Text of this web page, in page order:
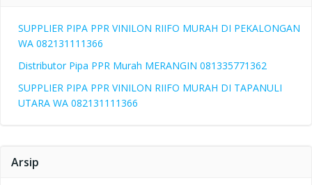
SUPPLIER PIPA PPR VINILON RIIFO MURAH DI PEKALONGAN
WA 082131111366
Distributor Pipa PPR Murah MERANGIN 081335771362
SUPPLIER PIPA PPR VINILON RIIFO MURAH DI TAPANULI
UTARA WA 082131111366
Arsip